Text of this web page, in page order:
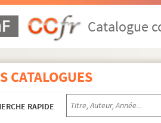
Catalogue
CATALOGUES
RAPIDE
personnels
Ima 2382 C. Edouard Riou. Suite des
Aff. Affiches publicitaires Hetzel,
Ms 2836-1 D à Ms 2836-70 D. Catalogues